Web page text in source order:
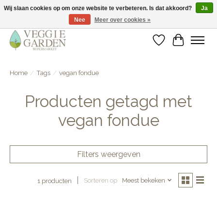
vegan & veggie products | free store pick-up
Verlanglijst
Home / Tags / vegan fondue
Producten getagd met
vegan fondue
Filters weergeven
1 producten Sorteren op Meest bekeken
Wij slaan cookies op om onze website te verbeteren. Is dat akkoord?
Ja
Nee
Meer over cookies »